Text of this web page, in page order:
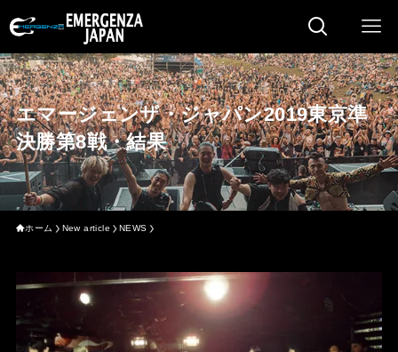
エマージェンザ・ジャパン2019東京準
決勝第8戦・結果
ホーム New article NEWS